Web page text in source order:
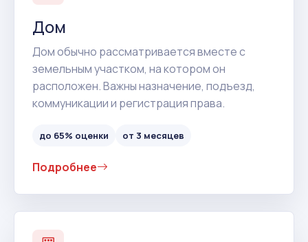
Дом
Дом обычно рассматривается вместе с
земельным участком, на котором он
расположен. Важны назначение, подъезд,
коммуникации и регистрация права.
до 65% оценки от 3 месяцев
Подробнее